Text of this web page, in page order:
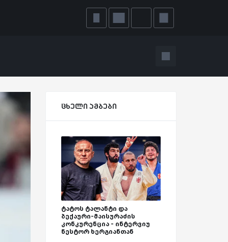
ცხელი ამბები
ტატოს ტალანტი და
ბექაური-მაისურაძის
კონკურენცია - ინტერვიუ
ნესტორ ხერგიანთან